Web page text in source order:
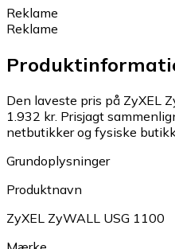
Reklame
Reklame
Den laveste pris på ZyXEL
1.932 kr. Prisjagt
netbutikker og fysiske
Grundoplysninger
Produktnavn
ZyXEL ZyWALL USG 1100